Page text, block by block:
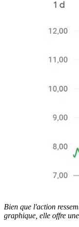
Bien que l'action
graphique, elle offre